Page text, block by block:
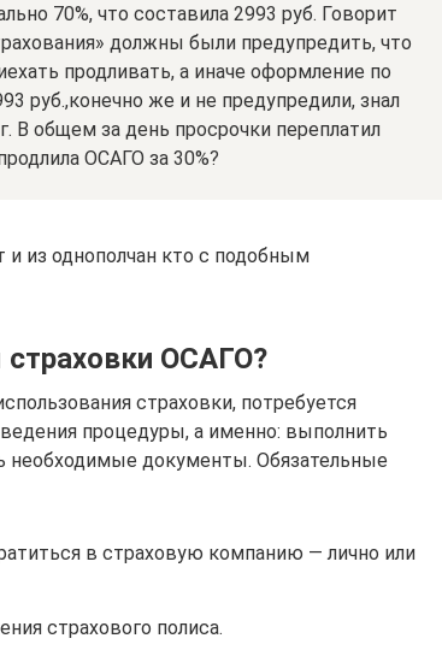
70%, что составила 2993 руб. Говорит
должны были предупредить, что
продливать, а иначе оформление по
руб.,конечно же и не предупредили, знал
В общем за день просрочки переплатил
ОСАГО за 30%?
из однополчан кто с подобным
ОСАГО?
страховки, потребуется
процедуры, а именно: выполнить
необходимые документы. Обязательные
в страховую компанию — лично или
страхового полиса.